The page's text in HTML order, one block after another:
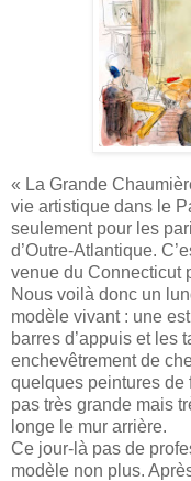
« La Grande
vie artistique dans le
seulement pour les
d’Outre-Atlantique.
venue du Connecticut
Nous voilà donc un
modèle vivant : une
barres d’appuis et les
enchevêtrement de
quelques peintures de
pas très grande mais
longe le mur arrière.
Ce jour-là pas de
modèle non plus.